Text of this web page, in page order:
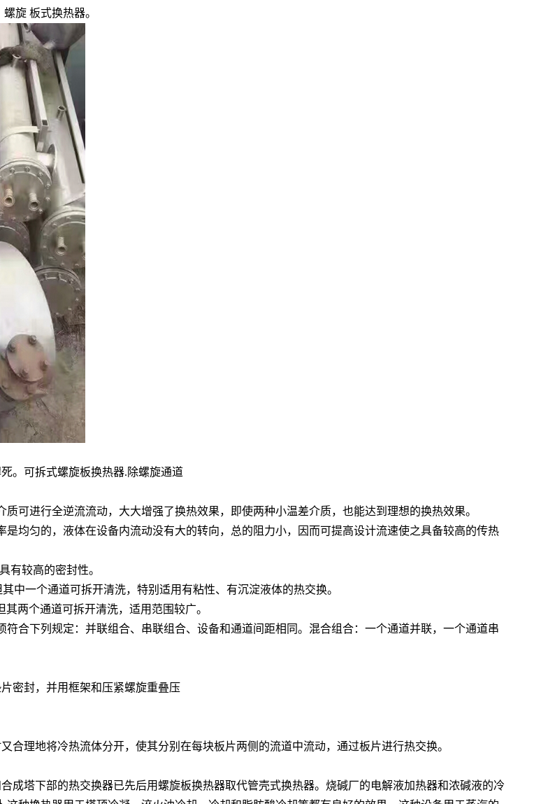
旋 板式换热器。
。可拆式螺旋板换热器.除螺旋通道
可进行全逆流流动，大大增强了换热效果，即使两种小温差介质，也能达到理想的换热效果。
均匀的，液体在设备内流动没有大的转向，总的阻力小，因而可提高设计流速使之具备较高的传热
有较高的密封性。
中一个通道可拆开清洗，特别适用有粘性、有沉淀液体的热交换。
两个通道可拆开清洗，适用范围较广。
合下列规定：并联组合、串联组合、设备和通道间距相同。混合组合：一个通道并联，一个通道串
密封，并用框架和压紧螺旋重叠压
合理地将冷热流体分开，使其分别在每块板片两侧的流道中流动，通过板片进行热交换。
成塔下部的热交换器已先后用螺旋板换热器取代管壳式换热器。烧碱厂的电解液加热器和浓碱液的冷